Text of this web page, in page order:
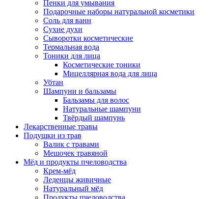
Пенки для умывания
Подарочные наборы натуральной косметики
Соль для ванн
Сухие духи
Сыворотки косметические
Термальная вода
Тоники для лица
Косметические тоники
Мицеллярная вода для лица
Убтан
Шампуни и бальзамы
Бальзамы для волос
Натуральные шампуни
Твёрдый шампунь
Лекарственные травы
Подушки из трав
Валик с травами
Мешочек травяной
Мёд и продукты пчеловодства
Крем-мёд
Леденцы живичные
Натуральный мёд
Продукты пчеловодства